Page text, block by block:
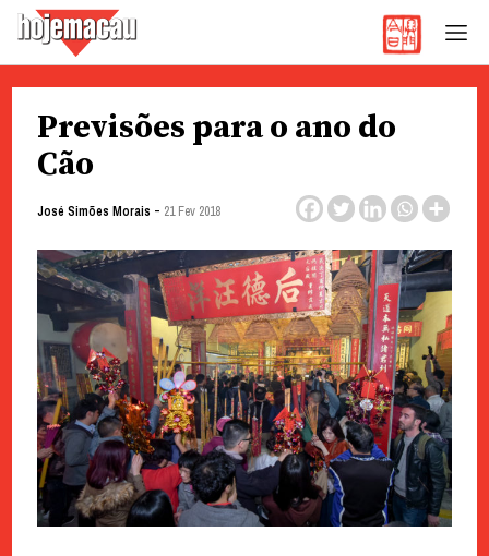
content
Previsões para o ano do
Cão
José Simões Morais - 21 Fev 2018